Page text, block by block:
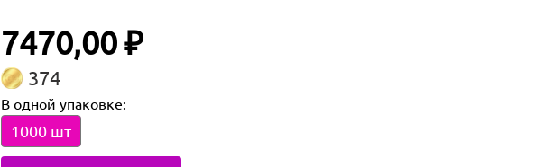
7470,00 ₽
374
В одной упаковке:
1000 шт